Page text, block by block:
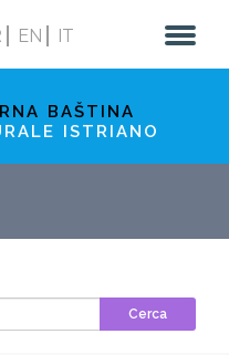
EN IT
BAŠTINA
ISTRIANO
Cerca